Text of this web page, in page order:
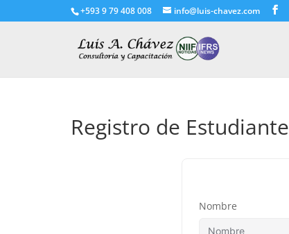
+593 9 79 408 008 info@luis-chavez.com
Registro de Estudiante
Nombre